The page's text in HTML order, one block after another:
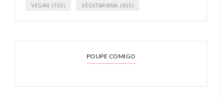
VEGAN (103) VEGETARIANA (453)
POUPE COMIGO